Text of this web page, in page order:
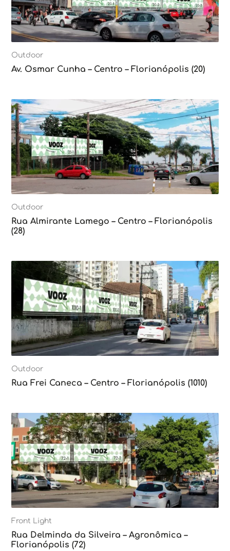
Outdoor
Av. Osmar Cunha – Centro – Florianópolis (20)
Outdoor
Rua Almirante Lamego – Centro – Florianópolis
(28)
Outdoor
Rua Frei Caneca – Centro – Florianópolis (1010)
Front Light
Rua Delminda da Silveira – Agronômica –
Florianópolis (72)